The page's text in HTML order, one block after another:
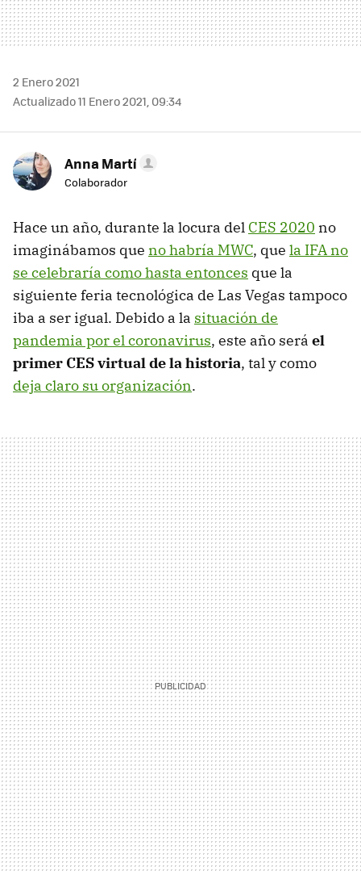
2 Enero 2021
Actualizado 11 Enero 2021, 09:34
Anna Martí
Colaborador
Hace un año, durante la locura del CES 2020 no
imaginábamos que no habría MWC, que la IFA no
se celebraría como hasta entonces que la
siguiente feria tecnológica de Las Vegas tampoco
iba a ser igual. Debido a la situación de
pandemia por el coronavirus, este año será el
primer CES virtual de la historia, tal y como
deja claro su organización.